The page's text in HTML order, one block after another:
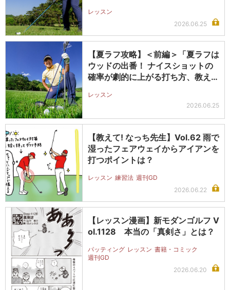
レッスン
2026.06.25
【夏ラフ攻略】＜前編＞「夏ラフは
ウッドの出番！ ナイスショットの
確率が劇的に上がる打ち方、教えま
レッスン
2026.06.25
【教えて! なっち先生】Vol.62 雨で
湿ったフェアウェイからアイアンを
打つポイントは？
レッスン 練習法 週刊GD
2026.06.22
【レッスン漫画】新モダンゴルフ V
ol.1128 本当の「真剣さ」とは？
パッティング レッスン 書籍・コミック
週刊GD
2026.06.20